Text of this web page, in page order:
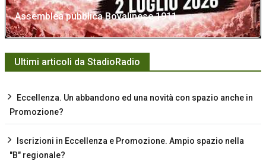
Assemblea pubblica Bovalinese 1911
Ultimi articoli da StadioRadio
Eccellenza. Un abbandono ed una novità con spazio anche in
Promozione?
Iscrizioni in Eccellenza e Promozione. Ampio spazio nella
"B" regionale?